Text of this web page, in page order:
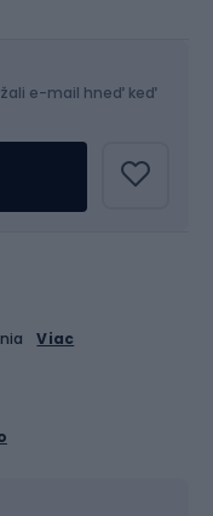
e-mail hneď keď
Viac